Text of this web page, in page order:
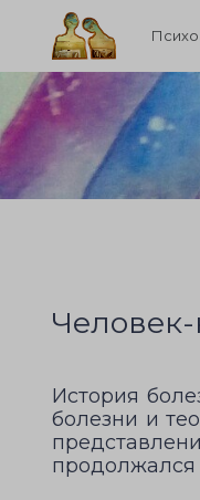
История
болезни и
продолжался